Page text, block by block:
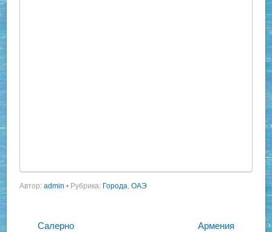
Автор:admin • Рубрика: Города,ОАЭ
Салерно Армения